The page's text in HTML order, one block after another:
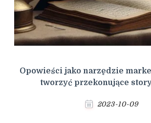
Opowieści jako narzędzie
tworzyć przekonujące
2023-10-09